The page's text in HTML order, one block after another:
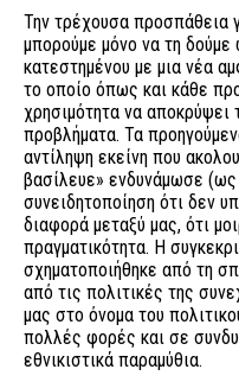
Την τρέχουσα προσπάθεια
μπορούμε μόνο να τη
κατεστημένου με μια νέα
το οποίο όπως και κάθε
χρησιμότητα να αποκρύψει
προβλήματα. Τα
αντίληψη εκείνη που
βασίλευε» ενδυνάμωσε (ως
συνειδητοποίηση ότι δεν
διαφορά μεταξύ μας, ότι
πραγματικότητα. Η
σχηματοποιήθηκε από τη
από τις πολιτικές της
μας στο όνομα του
πολλές φορές και σε
εθνικιστικά παραμύθια.